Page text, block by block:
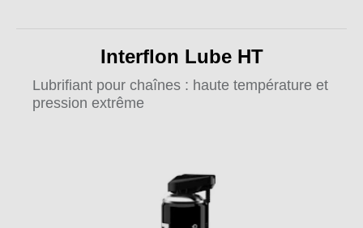
Interflon Lube HT
Lubrifiant pour chaînes : haute température et
pression extrême